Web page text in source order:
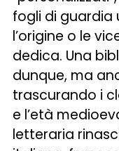
fogli di guardia
l’origine o le
dedica. Una
dunque, ma
trascurando i
e l’età
letteraria